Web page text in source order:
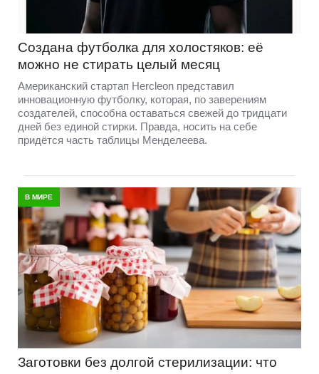
Создана футболка для холостяков: её
можно не стирать целый месяц
Американский стартап Hercleon представил
инновационную футболку, которая, по заверениям
создателей, способна оставаться свежей до тридцати
дней без единой стирки. Правда, носить на себе
придётся часть таблицы Менделеева.
В МИРЕ
Заготовки без долгой стерилизации: что